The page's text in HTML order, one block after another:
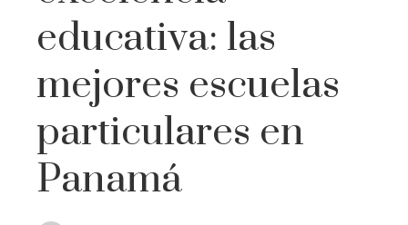
educativa: las
mejores escuelas
particulares en
Panamá